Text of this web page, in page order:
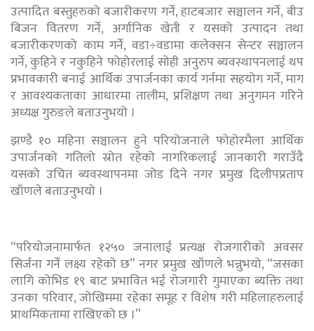
उत्पादित बस्तुहरुको बजारीकरण गर्ने, हाटबजार सञ्चालन गर्ने, बीउ
बिजन वितरण गर्ने, अर्गानिक खेती र यसको उत्पादन तथा
बजारीकरणको काम गर्ने, वडा÷वडामा कलेक्सन सेन्टर सञ्चालन
गर्ने, कुहिने र नकुहिने फोहोरलाई सोही अनुरुप ब्यवस्थापनलाई थप
प्रभावकारी बनाई आर्थिक उपार्जनका कार्य गर्नमा सहयोग गर्ने, माग
र आवश्यकताका आधारमा तालीम, प्रशिक्षण तथा अनुगमन गरिने
अध्यक्ष गुरुङले बताउनुभयो ।
झण्डै १० महिना सञ्चालन हुने परियोजनाले फोहोरमैला आर्थिक
उपार्जनको गतिलो स्रोत रहेको नागरिकलाई जानकारी गराउँदै
यसको उचित ब्यवस्थापनमा जोड दिने नगर प्रमुख दिलीपप्रताप
खाँणले बताउनुभयो ।
“परियोजनामार्फत १२५० जनालाई प्रत्यक्ष रोजगारीको अवसर
सिर्जना गर्ने लक्ष्य रहेको छ” नगर प्रमुख खाँणले भन्नुभयो, “जसका
लागि कोभिड १९ बाट प्रभावित भई रोजगारी गुमाएका ब्यक्ति तथा
उनका परिवार, जोखिममा रहेका समूह र विशेष गरी महिलाहरुलाई
प्राथमिकतामा राखिएको छ ।”